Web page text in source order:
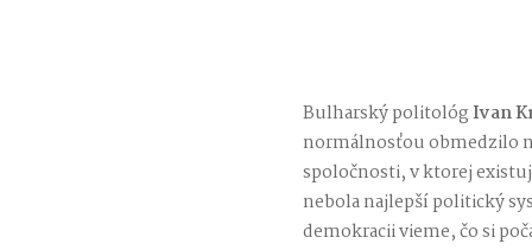
Bulharský politológIvan
normálnosťou obmedzilo
spoločnosti, v ktorej
nebola najlepší politický
demokracii vieme, čo si